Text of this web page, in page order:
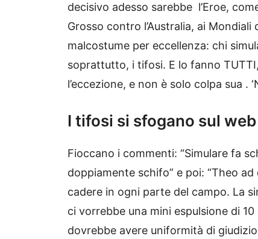
decisivo adesso sarebbe l’Eroe,
Grosso contro l’Australia, ai
malcostume per eccellenza: chi
soprattutto, i tifosi. E lo fanno
l’eccezione, e non è solo colpa sua .
I tifosi si sfogano sul web
Fioccano i commenti: “Simulare fa
doppiamente schifo” e poi: “Theo
cadere in ogni parte del campo. La
ci vorrebbe una mini espulsione di 10
dovrebbe avere uniformità di